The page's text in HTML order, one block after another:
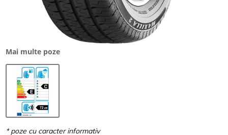
Mai multe poze